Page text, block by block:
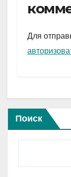
a
m
Для
Поиск